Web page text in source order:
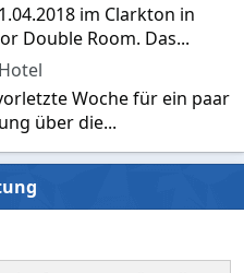
im Clarkton in
Double Room. Das...
Woche für ein paar
über die...